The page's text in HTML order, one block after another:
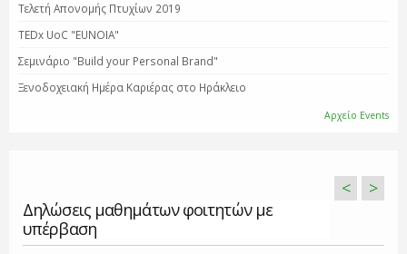
Τελετή Απονομής Πτυχίων 2019
TEDx UoC "EUNOIA"
Σεμινάριο "Βuild your Personal Brand"
Ξενοδοχειακή Ημέρα Καριέρας στο Ηράκλειο
Αρχείο Events
Δηλώσεις μαθημάτων φοιτητών με
υπέρβαση
< >